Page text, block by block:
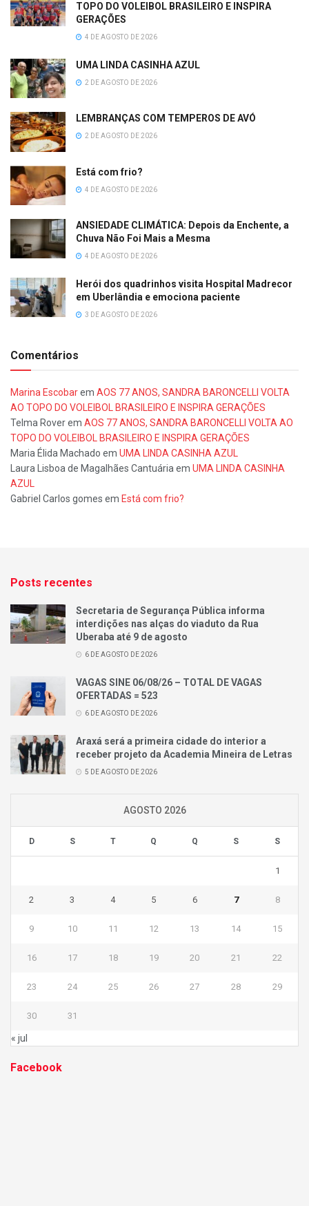
TOPO DO VOLEIBOL BRASILEIRO E INSPIRA
GERAÇÕES
4 DE AGOSTO DE 2026
UMA LINDA CASINHA AZUL
2 DE AGOSTO DE 2026
LEMBRANÇAS COM TEMPEROS DE AVÓ
2 DE AGOSTO DE 2026
Está com frio?
4 DE AGOSTO DE 2026
ANSIEDADE CLIMÁTICA: Depois da Enchente, a
Chuva Não Foi Mais a Mesma
4 DE AGOSTO DE 2026
Herói dos quadrinhos visita Hospital Madrecor
em Uberlândia e emociona paciente
3 DE AGOSTO DE 2026
Comentários
Marina Escobarem AOS 77 ANOS, SANDRA BARONCELLI VOLTA
AO TOPO DO VOLEIBOL BRASILEIRO E INSPIRA GERAÇÕES
Telma Roverem AOS 77 ANOS, SANDRA BARONCELLI VOLTA AO
TOPO DO VOLEIBOL BRASILEIRO E INSPIRA GERAÇÕES
Maria Élida Machado em UMA LINDA CASINHA AZUL
Laura Lisboa de Magalhães Cantuária em UMA LINDA CASINHA
AZUL
Gabriel Carlos gomes em Está com frio?
Posts recentes
Secretaria de Segurança Pública informa
interdições nas alças do viaduto da Rua
Uberaba até 9 de agosto
6 DE AGOSTO DE 2026
VAGAS SINE 06/08/26 – TOTAL DE VAGAS
OFERTADAS = 523
6 DE AGOSTO DE 2026
Araxá será a primeira cidade do interior a
receber projeto da Academia Mineira de Letras
5 DE AGOSTO DE 2026
AGOSTO 2026
D S T Q Q S S
1
2 3 4 5 6 7 8
9 10 11 12 13 14 15
16 17 18 19 20 21 22
23 24 25 26 27 28 29
30 31
« jul
Facebook